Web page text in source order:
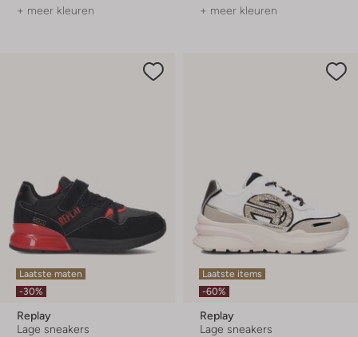
+ meer kleuren + meer kleuren
Laatste maten
-30%
Replay
Lage sneakers
Laatste items
-60%
Replay
Lage sneakers